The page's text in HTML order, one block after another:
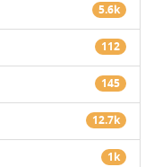
5.6k
112
145
12.7k
1k